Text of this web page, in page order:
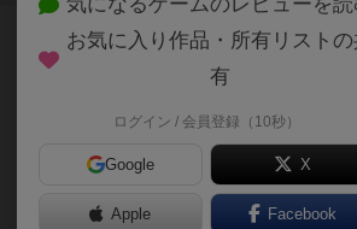
106名 0名 0 10ヶ月前
ルールの補足と内輪でやる場合のゲー
〇勢⼒と⽀配地域補⾜
・⼀度完全⽀配となった場合、兵を置
い。（他国がその領⼟を⽀配するまで
お気に入り作品・所有リストの
有
ログイン / 会員登録（10秒）
Google X
Apple Facebook